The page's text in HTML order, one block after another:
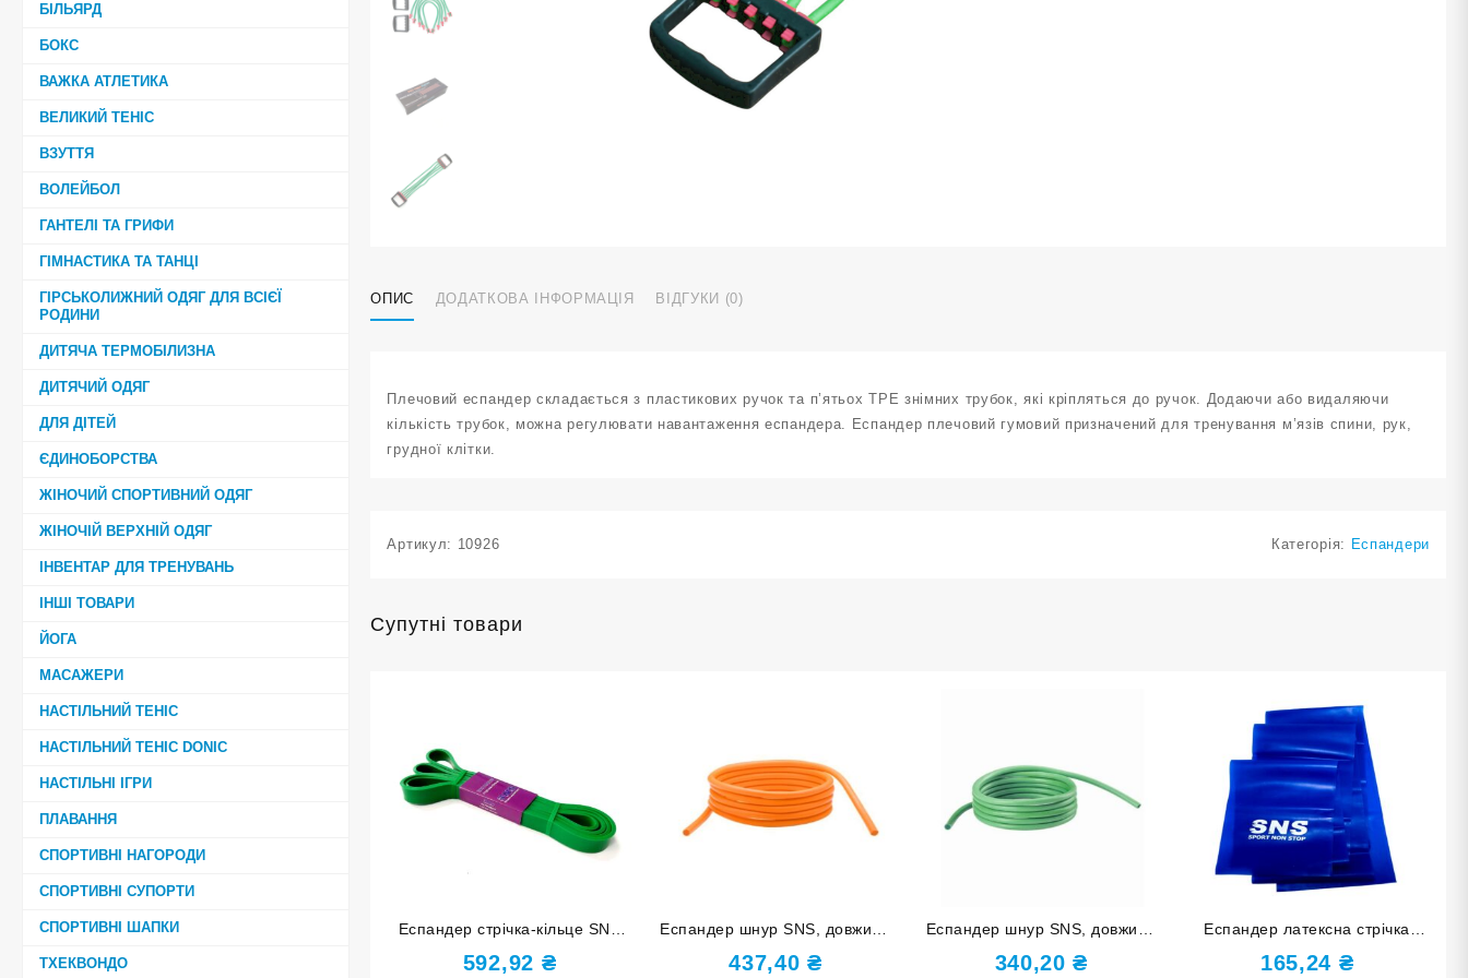
БІЛЬЯРД
БОКС
ВАЖКА АТЛЕТИКА
ВЕЛИКИЙ ТЕНІС
ВЗУТТЯ
ВОЛЕЙБОЛ
ГАНТЕЛІ ТА ГРИФИ
ГІМНАСТИКА ТА ТАНЦІ
ГІРСЬКОЛИЖНИЙ ОДЯГ ДЛЯ ВСІЄЇ
РОДИНИ
ДИТЯЧА ТЕРМОБІЛИЗНА
ДИТЯЧИЙ ОДЯГ
ДЛЯ ДІТЕЙ
ЄДИНОБОРСТВА
ЖІНОЧИЙ СПОРТИВНИЙ ОДЯГ
ЖІНОЧІЙ ВЕРХНІЙ ОДЯГ
ІНВЕНТАР ДЛЯ ТРЕНУВАНЬ
ІНШІ ТОВАРИ
ЙОГА
МАСАЖЕРИ
НАСТІЛЬНИЙ ТЕНІС
НАСТІЛЬНИЙ ТЕНІС DONIC
НАСТІЛЬНІ ІГРИ
ПЛАВАННЯ
СПОРТИВНІ НАГОРОДИ
СПОРТИВНІ СУПОРТИ
СПОРТИВНІ ШАПКИ
ТХЕКВОНДО
ОПИС ДОДАТКОВА ІНФОРМАЦІЯ ВІДГУКИ (0)
Плечовий еспандер складається з пластикових ручок та п’ятьох TPE знімних трубок, які кріпляться до ручок. Додаючи або видаляючи
кількість трубок, можна регулювати навантаження еспандера. Еспандер плечовий гумовий призначений для тренування м’язів спини, рук,
грудної клітки.
Артикул: 10926 Категорія: Еспандери
Супутні товари
Еспандер стрічка-кільце SNS
навантаження 5-22 кг 145-21
592,92 ₴
Еспандер шнур SNS, довжина
3 м, товщина 12 мм
437,40₴
Еспандер шнур SNS, довжина
5 м, товщина 8 мм
340,20₴
Еспандер латексна стрічка
SNS medium 1515-50
165,24 ₴